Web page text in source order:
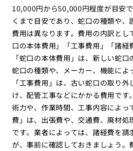
10,000円から50,000円程度が目安
くまで目安であり、蛇口の種類や
費用は異なります。費用の内訳とし
口の本体費用」「工事費用」「諸経
「蛇口の本体費用」は、新しい蛇口
蛇口の種類や、メーカー、機能によ
「工事費用」は、古い蛇口の取り
け、配管工事などにかかる費用です
術力や、作業時間、工事内容によっ
費」は、出張費や、交通費、廃材処
です。業者によっては、諸経費を請
が、事前に確認しておきましょう。